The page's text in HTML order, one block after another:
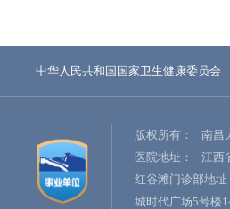
中华人民共和国国家卫生健康委员会
版权所有：
南昌
医院地址：
江西
红谷滩门诊部地
城时代广场5号楼